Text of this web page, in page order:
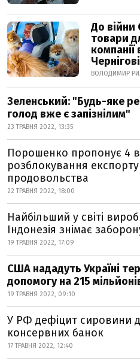
До війни
товари
компанії
ВОЛОДИМИР
Зеленський: "Будь-яке
голод вже є запізнілим"
23 ТРАВНЯ 2022, 13:35
Порошенко пропонує 4
розблокування
продовольства
22 ТРАВНЯ 2022, 18:00
Найбільший у світі
Індонезія знімає
19 ТРАВНЯ 2022, 17:09
США нададуть Україні
допомогу на 215
19 ТРАВНЯ 2022, 09:10
У РФ дефіцит сировини
консервних банок
17 ТРАВНЯ 2022, 12:40